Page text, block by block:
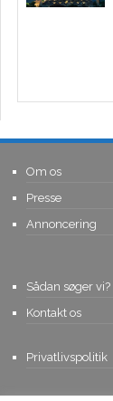
Om os
Presse
Annoncering
Sådan søger vi?
Kontakt os
Privatlivspolitik